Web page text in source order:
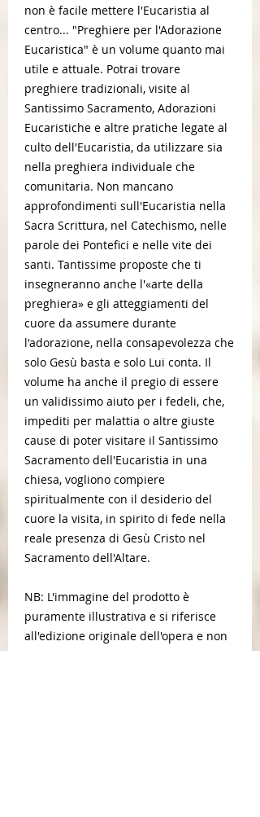
non è facile mettere l'Eucaristia al
centro... "Preghiere per l'Adorazione
Eucaristica" è un volume quanto mai
utile e attuale. Potrai trovare
preghiere tradizionali, visite al
Santissimo Sacramento, Adorazioni
Eucaristiche e altre pratiche legate al
culto dell'Eucaristia, da utilizzare sia
nella preghiera individuale che
comunitaria. Non mancano
approfondimenti sull'Eucaristia nella
Sacra Scrittura, nel Catechismo, nelle
parole dei Pontefici e nelle vite dei
santi. Tantissime proposte che ti
insegneranno anche l'«arte della
preghiera» e gli atteggiamenti del
cuore da assumere durante
l'adorazione, nella consapevolezza che
solo Gesù basta e solo Lui conta. Il
volume ha anche il pregio di essere
un validissimo aiuto per i fedeli, che,
impediti per malattia o altre giuste
cause di poter visitare il Santissimo
Sacramento dell'Eucaristia in una
chiesa, vogliono compiere
spiritualmente con il desiderio del
cuore la visita, in spirito di fede nella
reale presenza di Gesù Cristo nel
Sacramento dell'Altare.
NB: L'immagine del prodotto è
puramente illustrativa e si riferisce
all'edizione originale dell'opera e non